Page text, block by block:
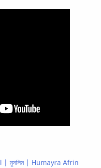
মুসলিম | Humayra Afrin